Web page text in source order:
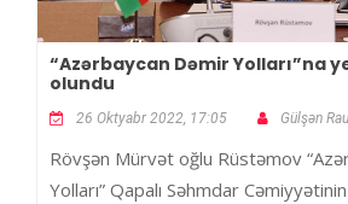
“Azərbaycan Dəmir Yolları”na
olundu
26 Oktyabr 2022, 17:05 Gülşən
Rövşən Mürvət oğlu Rüstəmov
Yolları” Qapalı Səhmdar